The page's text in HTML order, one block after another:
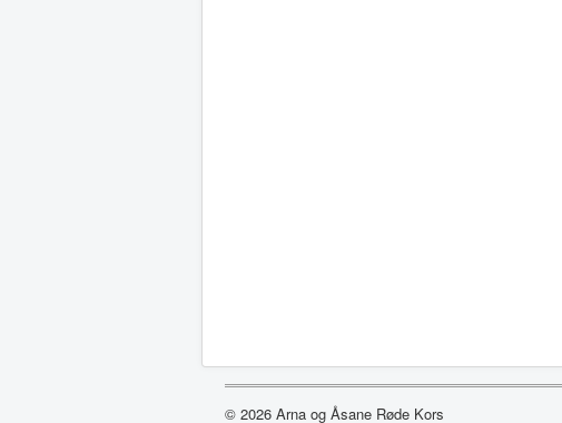
© 2026 Arna og Åsane Røde Kors